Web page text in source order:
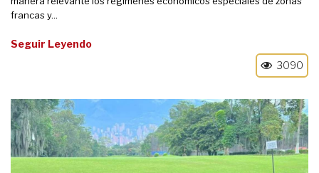
francas y...
Seguir Leyendo
3090